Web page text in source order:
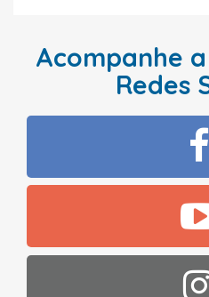
Acompanhe
Redes